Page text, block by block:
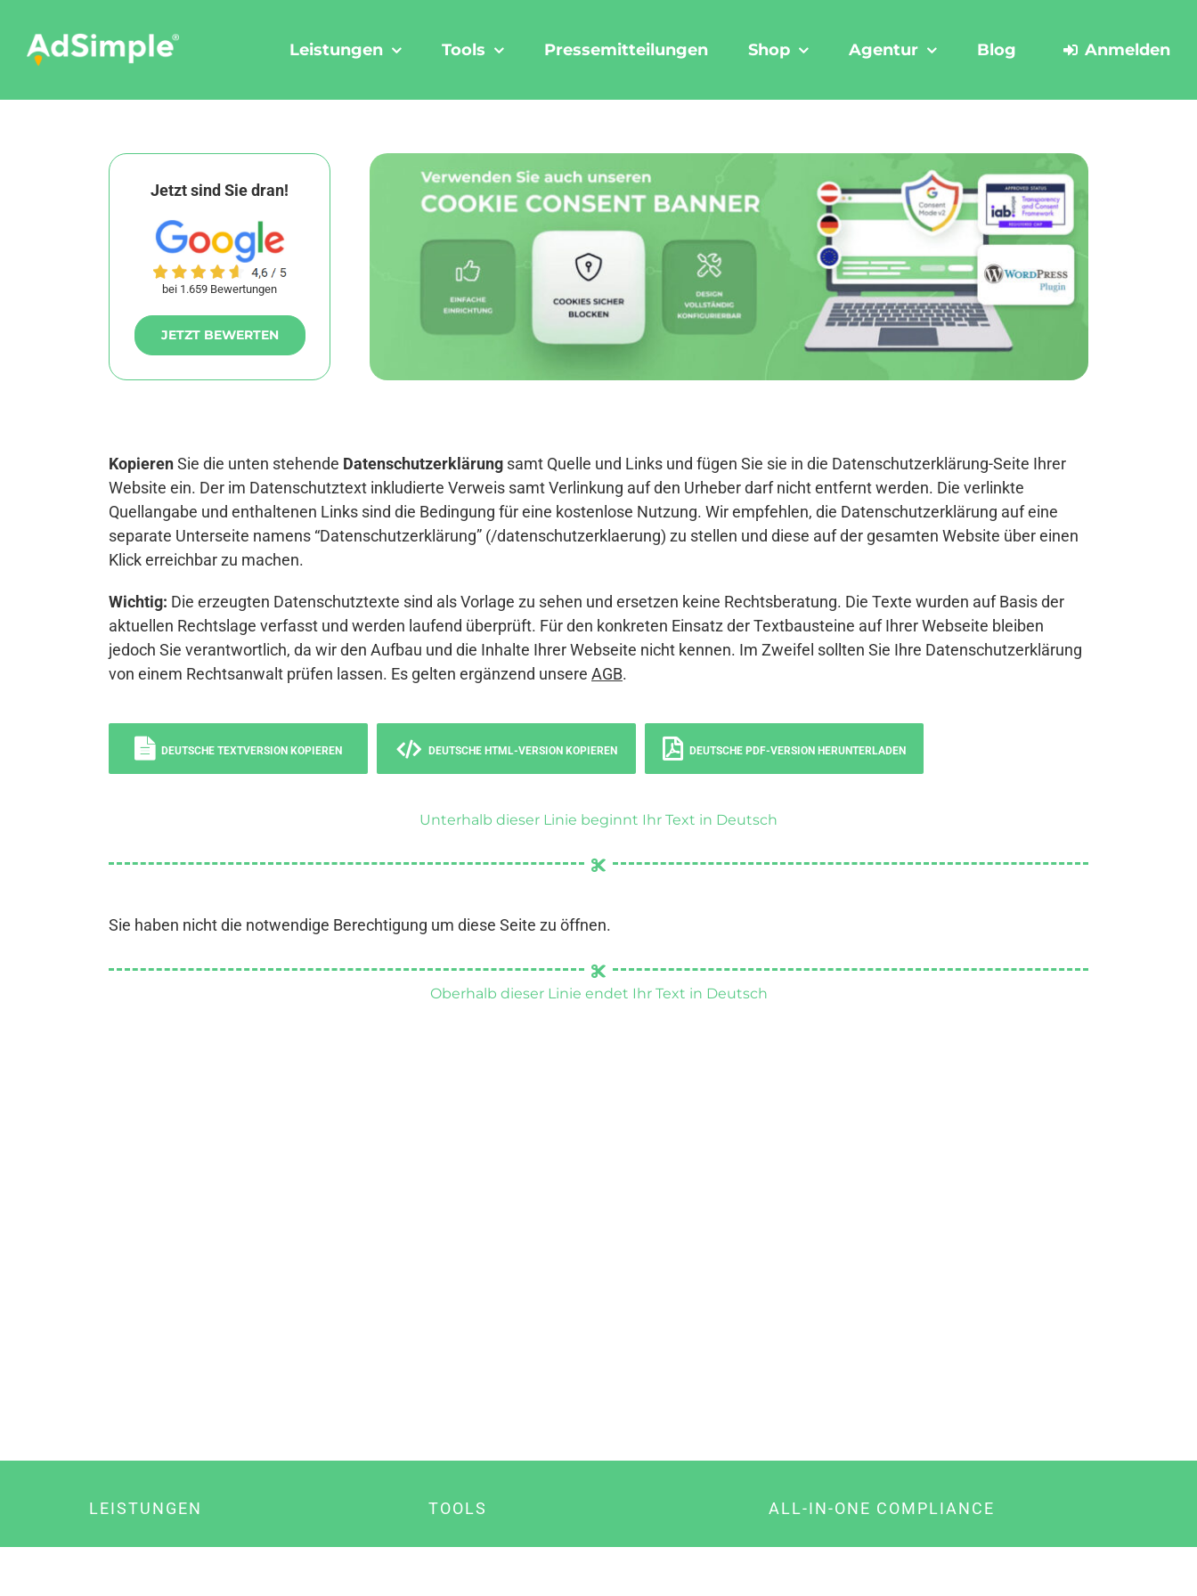
content
Leistungen Tools Pressemitteilungen Shop Agentur Blog Anmelden
Jetzt sind Sie dran!
bei 1.659 Bewertungen
JETZT BEWERTEN
KopierenSie die unten stehende Datenschutzerklärung samt Quelle und Links und fügen Sie sie in die Datenschutzerklärung-Seite Ihrer
Website ein. Der im Datenschutztext inkludierte Verweis samt Verlinkung auf den Urheber darf nicht entfernt werden. Die verlinkte
Quellangabe und enthaltenen Links sind die Bedingung für eine kostenlose Nutzung. Wir empfehlen, die Datenschutzerklärung auf eine
separate Unterseite namens “Datenschutzerklärung” (/datenschutzerklaerung) zu stellen und diese auf der gesamten Website über einen
Klick erreichbar zu machen.
Wichtig: Die erzeugten Datenschutztexte sind als Vorlage zu sehen und ersetzen keine Rechtsberatung. Die Texte wurden auf Basis der
aktuellen Rechtslage verfasst und werden laufend überprüft. Für den konkreten Einsatz der Textbausteine auf Ihrer Webseite bleiben
jedoch Sie verantwortlich, da wir den Aufbau und die Inhalte Ihrer Webseite nicht kennen. Im Zweifel sollten Sie Ihre Datenschutzerklärung
von einem Rechtsanwalt prüfen lassen. Es gelten ergänzend unsere AGB.
DEUTSCHE TEXTVERSION KOPIEREN DEUTSCHE HTML-VERSION KOPIEREN DEUTSCHE PDF-VERSION HERUNTERLADEN
Unterhalb dieser Linie beginnt Ihr Text in Deutsch
Sie haben nicht die notwendige Berechtigung um diese Seite zu öffnen.
Oberhalb dieser Linie endet Ihr Text in Deutsch
LEISTUNGEN TOOLS ALL-IN-ONE COMPLIANCE